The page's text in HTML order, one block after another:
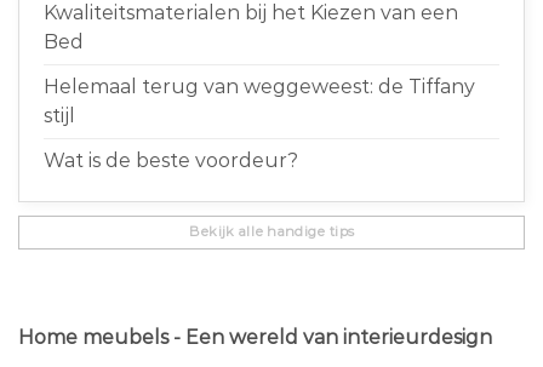
Kwaliteitsmaterialen bij het Kiezen van een
Bed
Helemaal terug van weggeweest: de Tiffany
stijl
Wat is de beste voordeur?
Bekijk alle handige tips
Home meubels - Een wereld van interieurdesign